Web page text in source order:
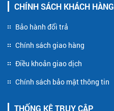
CHÍNH SÁCH KHÁCH HÀNG
Bảo hành đổi trả
Chính sách giao hàng
Điều khoản giao dịch
Chính sách bảo mật thông tin
THỐNG KÊ TRUY CẬP